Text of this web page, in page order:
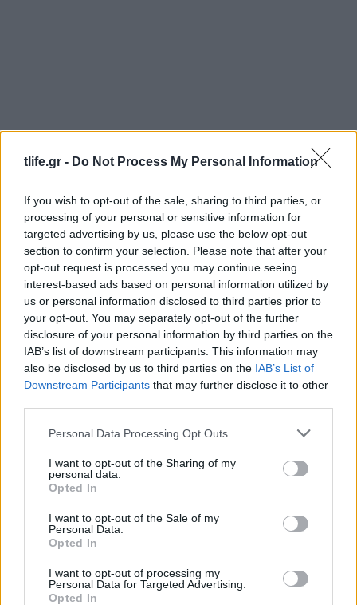
tlife.gr - Do Not Process My Personal Information
If you wish to opt-out of the sale, sharing to third parties, or
processing of your personal or sensitive information for
targeted advertising by us, please use the below opt-out
section to confirm your selection. Please note that after your
opt-out request is processed you may continue seeing
interest-based ads based on personal information utilized by
us or personal information disclosed to third parties prior to
your opt-out. You may separately opt-out of the further
disclosure of your personal information by third parties on the
IAB’s list of downstream participants. This information may
also be disclosed by us to third parties on the IAB’s List of
Downstream Participants that may further disclose it to other
Please note that this website/app uses one or more Google
not limited to your visit or usage behaviour. You may click to
grant or deny consent to Google and its third-party tags to
use your data for below specified purposes in below Google
consent section.
Personal Data Processing Opt Outs
I want to opt-out of the Sharing of my
personal data.
Opted In
I want to opt-out of the Sale of my
Personal Data.
Opted In
I want to opt-out of processing my
Personal Data for Targeted Advertising.
Opted In
Λίλα Μπακλέση: Η πρώτη φωτογραφία μέσα
από το μαιευτήριο μετά τη γέννηση του γιου
της
08.08.2026
Κατερίνα Καινούργιου: Η νέα φωτογραφία της
κόρης της από τις διακοπές τους στην Πάρο
08.08.2026